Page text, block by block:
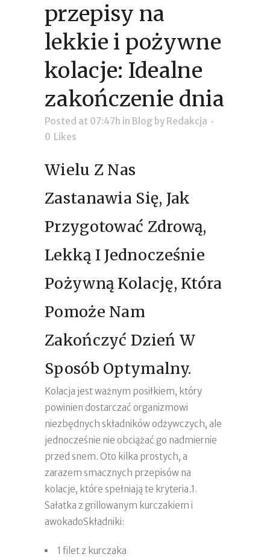
przepisy na
lekkie i pożywne
kolacje: Idealne
zakończenie dnia
Posted at 07:47h in Blog by Redakcja
0 Likes
Wielu Z Nas
Zastanawia Się, Jak
Przygotować Zdrową,
Lekką I Jednocześnie
Pożywną Kolację, Która
Pomoże Nam
Zakończyć Dzień W
Sposób Optymalny.
Kolacja jest ważnym posiłkiem, który
powinien dostarczać organizmowi
niezbędnych składników odżywczych, ale
jednocześnie nie obciążać go nadmiernie
przed snem. Oto kilka prostych, a
zarazem smacznych przepisów na
kolacje, które spełniają te kryteria.1.
Sałatka z grillowanym kurczakiem i
awokadoSkładniki:
1 filet z kurczaka